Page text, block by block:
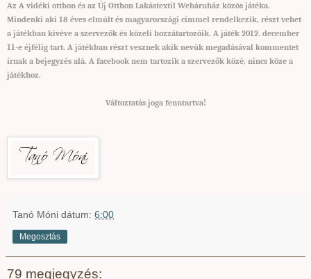
Az A vidéki otthon és az Új Otthon Lakástextil Webáruház közös játéka.
Mindenki aki 18 éves elmúlt és magyarországi címmel rendelkezik, részt vehet
a játékban kivéve a szervezők és közeli hozzátartozóik. A játék 2012. december
11-e éjfélig tart. A játékban részt vesznek akik nevük megadásával kommentet
írnak a bejegyzés alá. A facebook nem tartozik a szervezők közé, nincs köze a
játékhoz.
Változtatás joga fenntartva!
Tanó Móni dátum: 6:00
Megosztás
79 megjegyzés: